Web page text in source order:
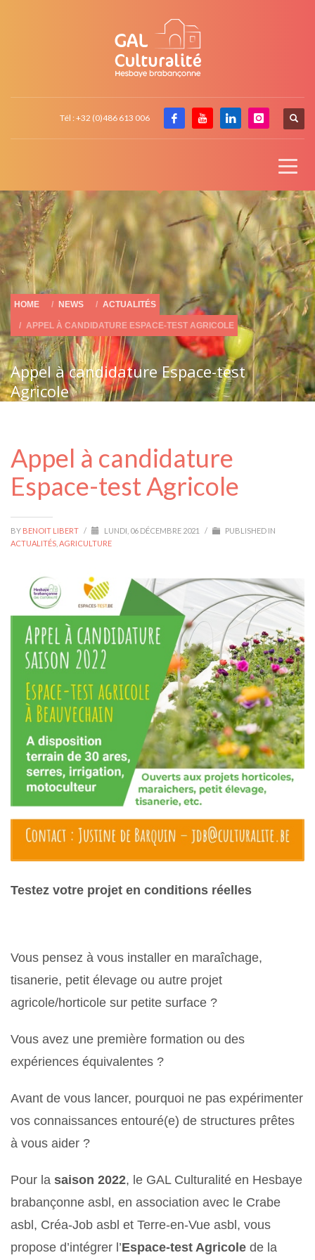
Tél : +32 (0)486 613 006
HOME NEWS ACTUALITÉS
APPEL À CANDIDATURE ESPACE-TEST AGRICOLE
Appel à candidature Espace-test
Agricole
Appel à candidature
Espace-test Agricole
BY BENOIT LIBERT / LUNDI, 06 DÉCEMBRE 2021 /
PUBLISHED IN
ACTUALITÉS AGRICULTURE
Testez votre projet en conditions réelles
Vous pensez à vous installer en maraîchage,
tisanerie, petit élevage ou autre projet
agricole/horticole sur petite surface ?
Vous avez une première formation ou des
expériences équivalentes ?
Avant de vous lancer, pourquoi ne pas expérimenter
vos connaissances entouré(e) de structures prêtes
à vous aider ?
Pour la saison 2022, le GAL Culturalité en Hesbaye
brabançonne asbl, en association avec le Crabe
asbl, Créa-Job asbl et Terre-en-Vue asbl, vous
propose d’intégrer l’Espace-test Agricole de la